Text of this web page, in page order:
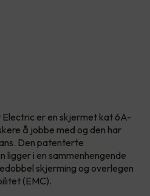
er en skjermet kat 6A-
å jobbe med og den har
Den patenterte
ligger i en sammenhengende
skjerming og overlegen
(EMC).